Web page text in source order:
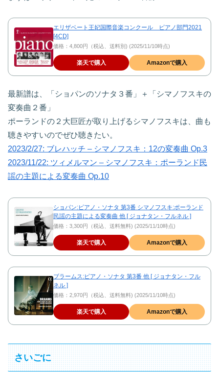
エリザベート王妃国際音楽コンクール ピアノ部門2021
[4CD]
価格：4,800円（税込、送料別) (2025/11/10時点)
楽天で購入 Amazonで購入
最新譜は、「ショパンのソナタ３番」＋「シマノフスキの
変奏曲２番」
ポーランドの２大巨匠が取り上げるシマノフスキは、曲も
聴きやすいのでぜひ聴きたい。
2023/2/27: ブレハッチ – シマノフスキ：12の変奏曲 Op.3
2023/11/22: ツィメルマン – シマノフスキ：ポーランド民
謡の主題による変奏曲 Op.10
ショパン:ピアノ・ソナタ 第3番 シマノフスキ:ポーランド
民謡の主題による変奏曲 他 [ ジョナタン・フルネル ]
価格：3,300円（税込、送料無料) (2025/11/10時点)
楽天で購入 Amazonで購入
ブラームス:ピアノ・ソナタ 第3番 他 [ ジョナタン・フル
ネル ]
価格：2,970円（税込、送料無料) (2025/11/10時点)
楽天で購入 Amazonで購入
さいごに